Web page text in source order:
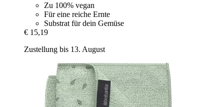
Zu 100% vegan
Für eine reiche Ernte
Substrat für dein Gemüse
€ 15,19
Zustellung bis 13. August